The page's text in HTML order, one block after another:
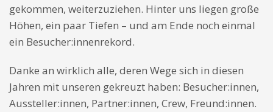
gekommen, weiterzuziehen. Hinter uns liegen große
Höhen, ein paar Tiefen – und am Ende noch einmal
ein Besucher:innenrekord.
Danke an wirklich alle, deren Wege sich in diesen
Jahren mit unseren gekreuzt haben: Besucher:innen,
Aussteller:innen, Partner:innen, Crew, Freund:innen.